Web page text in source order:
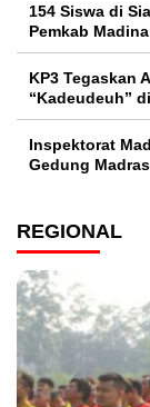
154 Siswa di
Pemkab
KP3 Tegaskan
“Kadeudeuh”
Inspektorat
Gedung
REGIONAL